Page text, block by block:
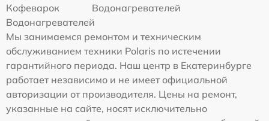
Кофеварок
Водонагревателей
Водонагревателей
Мы занимаемся ремонтом и техническим
обслуживанием техники Polaris по истечении
гарантийного периода. Наш центр в Екатеринбурге
работает независимо и не имеет официальной
авторизации от производителя. Цены на ремонт,
указанные на сайте, носят исключительно